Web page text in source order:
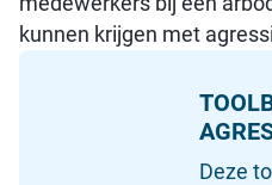
kunnen krijgen met
Deze